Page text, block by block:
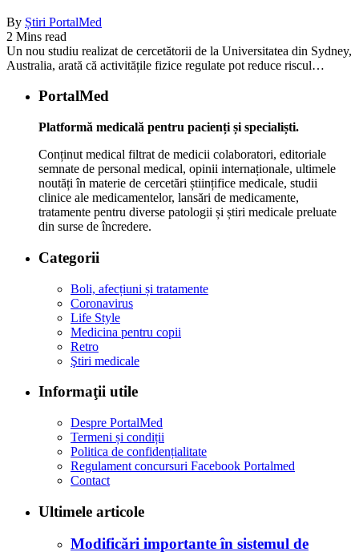
By Știri PortalMed
2 Mins read
Un nou studiu realizat de cercetătorii de la Universitatea din Sydney,
Australia, arată că activitățile fizice regulate pot reduce riscul…
PortalMed
Platformă medicală pentru pacienți și specialiști.
Conținut medical filtrat de medicii colaboratori, editoriale
semnate de personal medical, opinii internaționale, ultimele
noutăți în materie de cercetări științifice medicale, studii
clinice ale medicamentelor, lansări de medicamente,
tratamente pentru diverse patologii și știri medicale preluate
din surse de încredere.
Categorii
Boli, afecțiuni și tratamente
Coronavirus
Life Style
Medicina pentru copii
Retro
Ştiri medicale
Informaţii utile
Despre PortalMed
Termeni și condiții
Politica de confidențialitate
Regulament concursuri Facebook Portalmed
Contact
Ultimele articole
Modificări importante în sistemul de